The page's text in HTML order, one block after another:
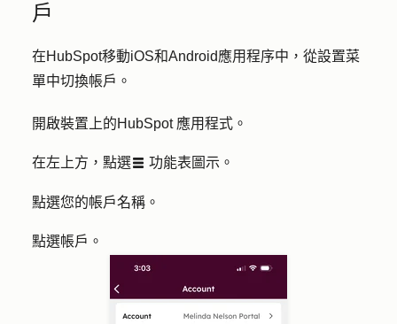
戶
在HubSpot移動iOS和Android應用程序中，從設置菜
單中切換帳戶。
開啟裝置上的HubSpot應用程式。
在左上方，點選listView 功能表 圖示。
點選您的帳戶名稱 。
點選帳戶 。